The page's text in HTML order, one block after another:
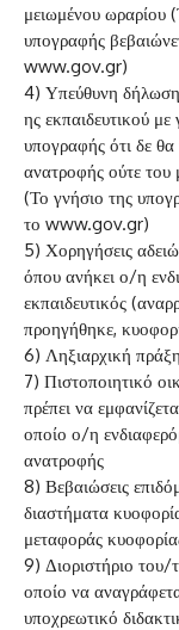
μειωμένου ωραρίου
υπογραφής
www.gov.gr)
4) Υπεύθυνη
ης εκπαιδευτικού με
υπογραφής ότι δε θα
ανατροφής ούτε του
(Το γνήσιο της
το www.gov.gr)
5) Χορηγήσεις
όπου ανήκει ο/η
εκπαιδευτικός
προηγήθηκε,
6) Ληξιαρχική
7) Πιστοποιητικό
πρέπει να
οποίο ο/η
ανατροφής
8) Βεβαιώσεις
διαστήματα
μεταφοράς
9) Διοριστήριο του/
οποίο να
υποχρεωτικό